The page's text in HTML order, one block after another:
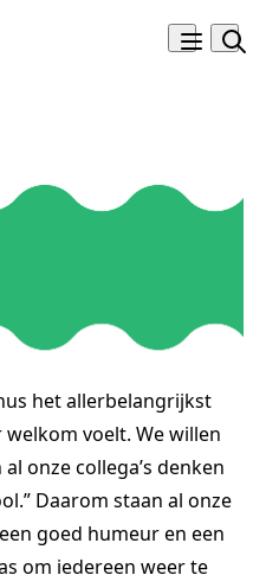
het allerbelangrijkst
voelt. We willen
onze collega’s denken
Daarom staan al onze
goed humeur en een
om iedereen weer te